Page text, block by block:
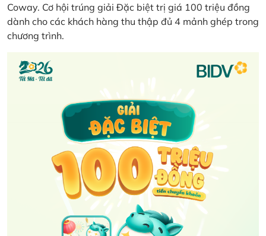
Coway. Cơ hội trúng giải Đặc biệt trị giá 100 triệu đồng
dành cho các khách hàng thu thập đủ 4 mảnh ghép trong
chương trình.